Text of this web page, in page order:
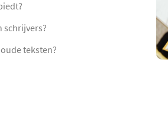
schrijvers?
teksten?